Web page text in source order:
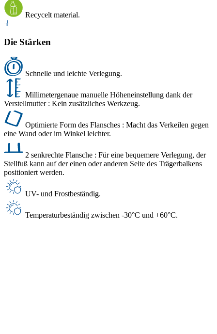
Recycelt material.
Die Stärken
Schnelle und leichte Verlegung.
Millimetergenaue manuelle Höheneinstellung dank der
Verstellmutter : Kein zusätzliches Werkzeug.
Optimierte Form des Flansches : Macht das Verkeilen gegen
eine Wand oder im Winkel leichter.
2 senkrechte Flansche : Für eine bequemere Verlegung, der
Stellfuß kann auf der einen oder anderen Seite des Trägerbalkens
positioniert werden.
UV- und Frostbeständig.
Temperaturbeständig zwischen -30°C und +60°C.